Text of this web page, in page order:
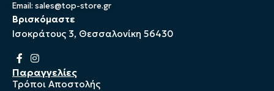
Email: sales@top-store.gr
Βρισκόμαστε
Ισοκράτους 3, Θεσσαλονίκη 56430
Παραγγελίες
Τρόποι Αποστολής